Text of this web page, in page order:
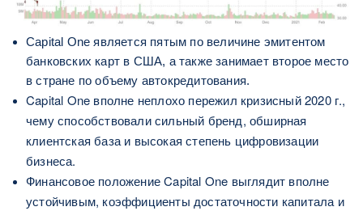
Capital One является пятым по величине эмитентом
банковских карт в США, а также занимает второе место
в стране по объему автокредитования.
Capital One вполне неплохо пережил кризисный 2020 г.,
чему способствовали сильный бренд, обширная
клиентская база и высокая степень цифровизации
бизнеса.
Финансовое положение Capital One выглядит вполне
устойчивым, коэффициенты достаточности капитала и